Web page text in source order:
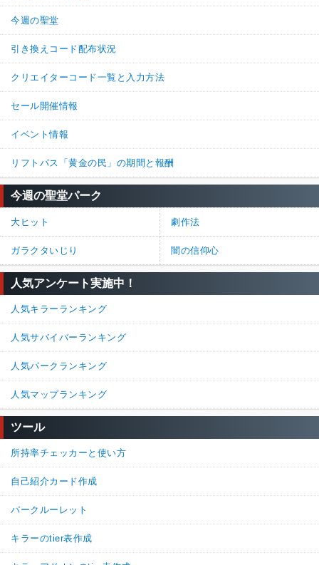
今週の聖堂
引き換えコード配布状況
クリエイターコード一覧と入力方法
セール開催情報
イベント情報
リフトパス「黄金の民」の期間と報酬
今週の聖堂パーク
大ヒット 劇作法
ガラクタいじり 闇の信仰心
人気アンケート実施中！
人気キラーランキング
人気サバイバーランキング
人気パークランキング
人気マップランキング
ツール
所持率チェッカーと使い方
自己紹介カード作成
パークルーレット
キラーのtier表作成